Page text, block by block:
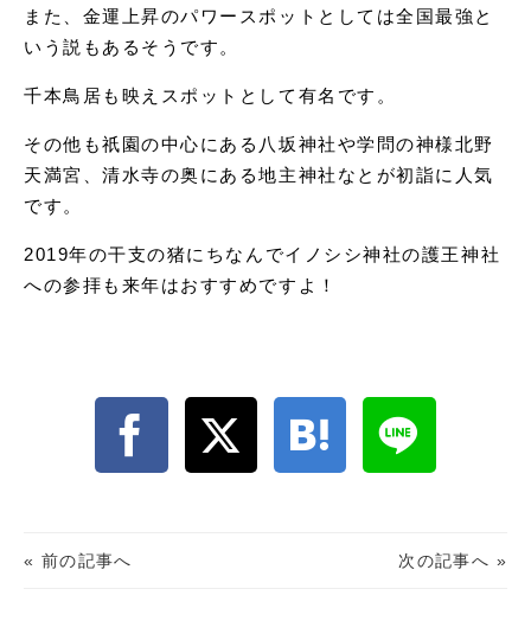
また、金運上昇のパワースポットとしては全国最強と
いう説もあるそうです。
千本鳥居も映えスポットとして有名です。
その他も祇園の中心にある八坂神社や学問の神様北野
天満宮、清水寺の奥にある地主神社なとが初詣に人気
です。
2019年の干支の猪にちなんでイノシシ神社の護王神社
への参拝も来年はおすすめですよ！
« 前の記事へ 次の記事へ »